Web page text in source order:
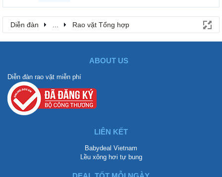
Diễn đàn ... Rao vặt Tổng hợp
ABOUT US
Diễn đàn rao vặt miễn phí
LIÊN KẾT
Babydeal Vietnam
Lều xông hơi tự bung